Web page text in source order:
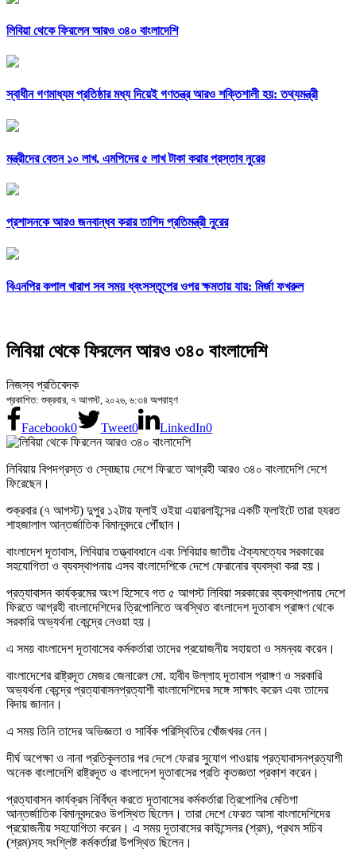
লিবিয়া থেকে ফিরলেন আরও ৩৪০ বাংলাদেশি
স্বাধীন গণমাধ্যম প্রতিষ্ঠার মধ্য দিয়েই গণতন্ত্র আরও শক্তিশালী হয়: তথ্যমন্ত্রী
মন্ত্রীদের বেতন ১০ লাখ, এমপিদের ৫ লাখ টাকা করার প্রস্তাব নুরের
প্রশাসনকে আরও জনবান্ধব করার তাগিদ প্রতিমন্ত্রী নুরের
বিএনপির কপাল খারাপ সব সময় ধ্বংসস্তূপের ওপর ক্ষমতায় যায়: মির্জা ফখরুল
লিবিয়া থেকে ফিরলেন আরও ৩৪০ বাংলাদেশি
নিজস্ব প্রতিবেদক
প্রকাশিত: শুক্রবার, ৭ আগস্ট, ২০২৬, ৬:৩৪ অপরাহ্ণ
Facebook0 Tweet0 LinkedIn0
লিবিয়ায় বিপদগ্রস্ত ও স্বেচ্ছায় দেশে ফিরতে আগ্রহী আরও ৩৪০ বাংলাদেশি দেশে
ফিরেছেন।
শুক্রবার (৭ আগস্ট) দুপুর ১২টায় ফ্লাই ওইয়া এয়ারলাইন্সের একটি ফ্লাইটে তারা হযরত
শাহজালাল আন্তর্জাতিক বিমানবন্দরে পৌঁছান।
বাংলাদেশ দূতাবাস, লিবিয়ার তত্ত্বাবধানে এবং লিবিয়ার জাতীয় ঐক্যমত্যের সরকারের
সহযোগিতা ও ব্যবস্থাপনায় এসব বাংলাদেশিকে দেশে ফেরানোর ব্যবস্থা করা হয়।
প্রত্যাবাসন কার্যক্রমের অংশ হিসেবে গত ৫ আগস্ট লিবিয়া সরকারের ব্যবস্থাপনায় দেশে
ফিরতে আগ্রহী বাংলাদেশিদের ত্রিপোলিতে অবস্থিত বাংলাদেশ দূতাবাস প্রাঙ্গণ থেকে
সরকারি অভ্যর্থনা কেন্দ্রে নেওয়া হয়।
এ সময় বাংলাদেশ দূতাবাসের কর্মকর্তারা তাদের প্রয়োজনীয় সহায়তা ও সমন্বয় করেন।
বাংলাদেশের রাষ্ট্রদূত মেজর জেনারেল মো. হাবীব উল্লাহ দূতাবাস প্রাঙ্গণ ও সরকারি
অভ্যর্থনা কেন্দ্রে প্রত্যাবাসনপ্রত্যাশী বাংলাদেশিদের সঙ্গে সাক্ষাৎ করেন এবং তাদের
বিদায় জানান।
এ সময় তিনি তাদের অভিজ্ঞতা ও সার্বিক পরিস্থিতির খোঁজখবর নেন।
দীর্ঘ অপেক্ষা ও নানা প্রতিকূলতার পর দেশে ফেরার সুযোগ পাওয়ায় প্রত্যাবাসনপ্রত্যাশী
অনেক বাংলাদেশি রাষ্ট্রদূত ও বাংলাদেশ দূতাবাসের প্রতি কৃতজ্ঞতা প্রকাশ করেন।
প্রত্যাবাসন কার্যক্রম নির্বিঘ্ন করতে দূতাবাসের কর্মকর্তারা ত্রিপোলির মেতিগা
আন্তর্জাতিক বিমানবন্দরেও উপস্থিত ছিলেন। তারা দেশে ফেরত আসা বাংলাদেশিদের
প্রয়োজনীয় সহযোগিতা করেন। এ সময় দূতাবাসের কাউন্সেলর (শ্রম), প্রথম সচিব
(শ্রম)সহ সংশ্লিষ্ট কর্মকর্তারা উপস্থিত ছিলেন।